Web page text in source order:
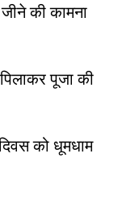
की कामना
पूजा की
को धूमधाम